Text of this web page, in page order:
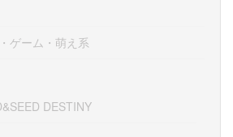
ゲーム・萌え系
DESTINY